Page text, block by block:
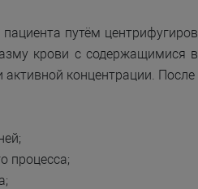
путём
крови с содержащимися
активной концентрации.
процесса;